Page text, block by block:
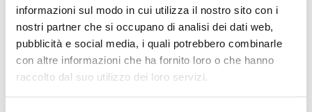
informazioni sul modo in cui utilizza il nostro sito con i
nostri partner che si occupano di analisi dei dati web,
pubblicità e social media, i quali potrebbero combinarle
con altre informazioni che ha fornito loro o che hanno
raccolto dal suo utilizzo dei loro servizi.
Quotazioni di alcune proposte di viaggio, modificabili su
richiesta
Scopri i prezzi »